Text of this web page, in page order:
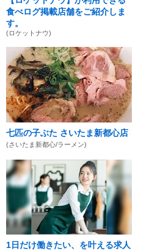
食べログ掲載店舗をご紹介しま
す。
(ロケットナウ)
七匹の子ぶた さいたま新都心店
(さいたま新都心/ラーメン)
1日だけ働きたい、を叶える求人